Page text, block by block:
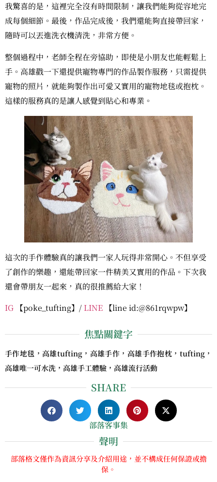
我驚喜的是，這裡完全沒有時間限制，讓我們能夠從容地完
成每個細節。最後，作品完成後，我們還能夠直接帶回家，
隨時可以丟進洗衣機清洗，非常方便。
整個過程中，老師全程在旁協助，即使是小朋友也能輕鬆上
手。高雄戳一下還提供寵物專門的作品製作服務，只需提供
寵物的照片，就能夠製作出可愛又實用的寵物地毯或抱枕。
這樣的服務真的是讓人感覺到貼心和專業。
這次的手作體驗真的讓我們一家人玩得非常開心。不但享受
了創作的樂趣，還能帶回家一件精美又實用的作品。下次我
還會帶朋友一起來，真的很推薦給大家！
IG 【poke_tufting】/ LINE 【line id:@861rqwpw】
焦點關鍵字
手作地毯，高雄tufting，高雄手作，高雄手作抱枕，tufting，
高雄唯一可水洗，高雄手工體驗，高雄流行活動
SHARE
部落客事集
聲明
部落格文僅作為資訊分享及介紹用途，並不構成任何保證或擔
保。